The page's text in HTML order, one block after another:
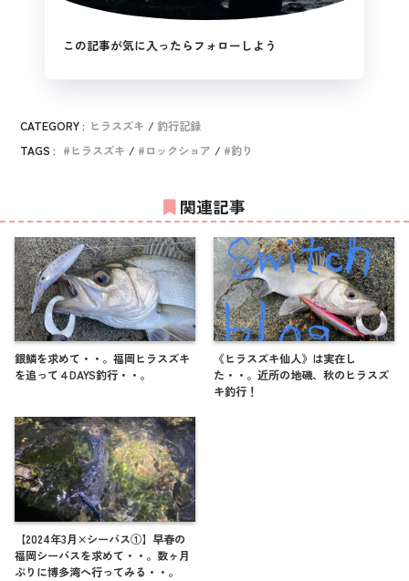
この記事が気に入ったらフォローしよう
CATEGORY : ヒラスズキ
釣行記録
TAGS :
ヒラスズキ ロックショア 釣り
関連記事
銀鱗を求めて・・。福岡ヒラスズキ
を追って４DAYS釣行・・。
《ヒラスズキ仙人》は実在し
た・・。近所の地磯、秋のヒラスズ
キ釣行！
【2024年3月×シーバス①】早春の
福岡シーバスを求めて・・。数ヶ月
ぶりに博多湾へ行ってみる・・。